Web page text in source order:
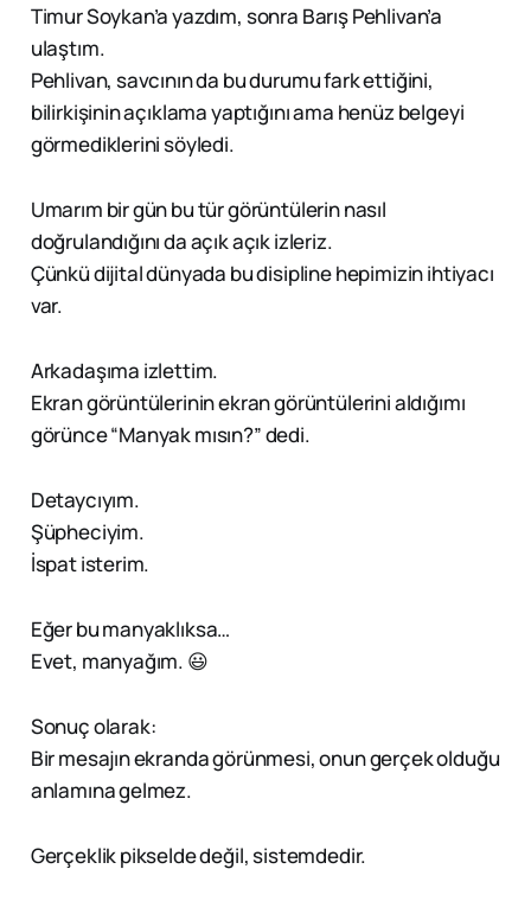
Timur Soykan’a yazdım, sonra Barış Pehlivan’a
ulaştım.
Pehlivan, savcının da bu durumu fark ettiğini,
bilirkişinin açıklama yaptığını ama henüz belgeyi
görmediklerini söyledi.
Umarım bir gün bu tür görüntülerin nasıl
doğrulandığını da açık açık izleriz.
Çünkü dijital dünyada bu disipline hepimizin ihtiyacı
var.
Arkadaşıma izlettim.
Ekran görüntülerinin ekran görüntülerini aldığımı
görünce “Manyak mısın?” dedi.
Detaycıyım.
Şüpheciyim.
İspat isterim.
Eğer bu manyaklıksa…
Evet, manyağım. 😃
Sonuç olarak:
Bir mesajın ekranda görünmesi, onun gerçek olduğu
anlamına gelmez.
Gerçeklik pikselde değil, sistemdedir.